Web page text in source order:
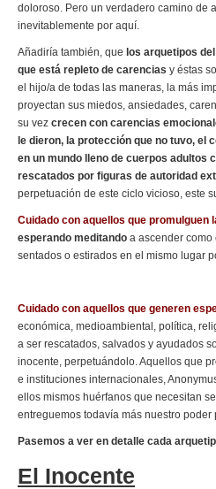
doloroso. Pero un verdadero camino de
inevitablemente por aquí.
Añadiría también, que los arquetipos
que está repleto de carencias y éstas
el hijo/a de todas las maneras, la más
proyectan sus miedos, ansiedades,
su vez crecen con carencias
le dieron, la protección que no tuvo, el
en un mundo lleno de cuerpos adultos
rescatados por figuras de autoridad
perpetuación de este ciclo vicioso, este
Cuidado con aquellos que promulguen
esperando meditando a ascender
sentados o estirados en el mismo lugar
Cuidado con aquellos que generen
económica, medioambiental, política,
a ser rescatados, salvados y ayudados
inocente, perpetuándolo. Aquellos que
e instituciones internacionales,
ellos mismos huérfanos que necesitan
entreguemos todavía más nuestro
Pasemos a ver en detalle cada
El Inocente